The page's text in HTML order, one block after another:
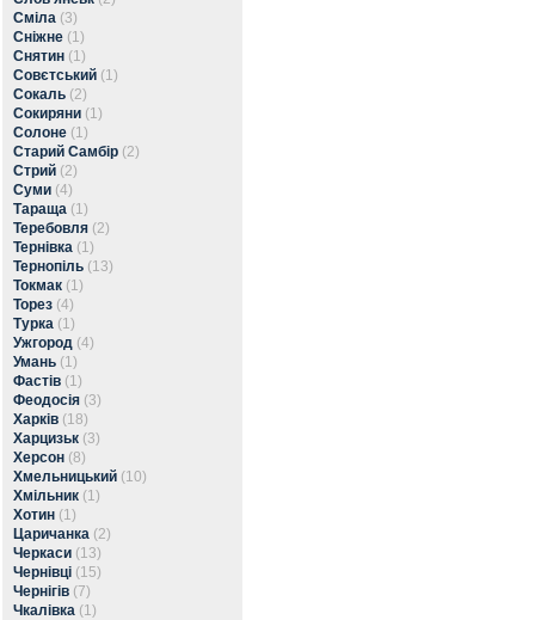
Сміла (3)
Сніжне (1)
Снятин (1)
Совєтський (1)
Сокаль (2)
Сокиряни (1)
Солоне (1)
Старий Самбір (2)
Стрий (2)
Суми (4)
Тараща (1)
Теребовля (2)
Тернівка (1)
Тернопіль (13)
Токмак (1)
Торез (4)
Турка (1)
Ужгород (4)
Умань (1)
Фастів (1)
Феодосія (3)
Харків (18)
Харцизьк (3)
Херсон (8)
Хмельницький (10)
Хмільник (1)
Хотин (1)
Царичанка (2)
Черкаси (13)
Чернівці (15)
Чернігів (7)
Чкалівка (1)